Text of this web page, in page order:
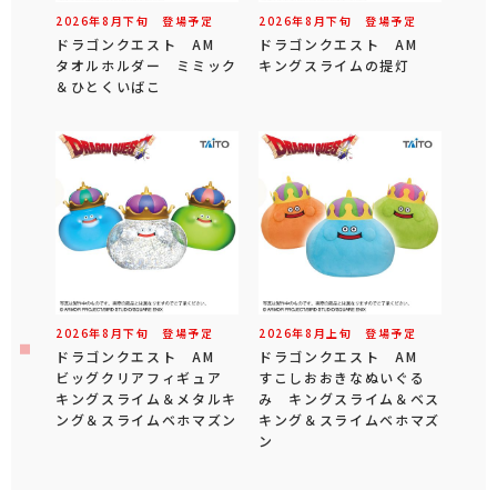
2026年8 月下旬 登場予定
ドラゴンクエスト AM
タオルホルダー ミミック
＆ひとくいばこ
2026年8 月下旬 登場予定
ドラゴンクエスト AM
キングスライムの提灯
2026年8 月下旬 登場予定
ドラゴンクエスト AM
ビッグクリアフィギュア
キングスライム＆メタルキ
ング＆スライムベホマズン
2026年8 月 上旬 登場予定
ドラゴンクエスト AM
すこしおおきなぬいぐる
み キングスライム＆ベス
キング＆スライムベホマズ
ン